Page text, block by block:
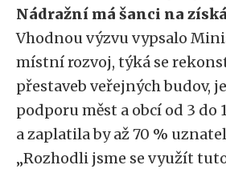
Nádražní má šanci na
Vhodnou výzvu vypsalo
místní rozvoj, týká se
přestaveb veřejných budov,
podporu měst a obcí od 3 do
a zaplatila by až 70 %
„Rozhodli jsme se využít